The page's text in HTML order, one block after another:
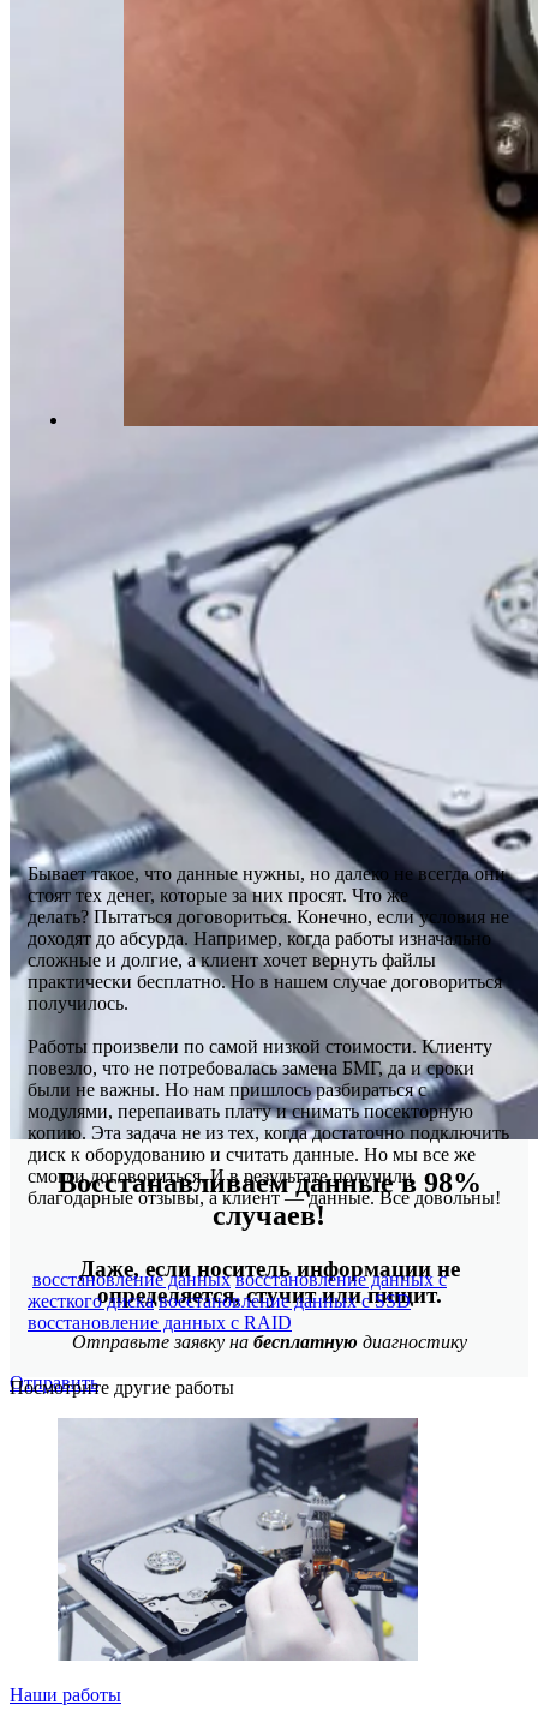
Восстанавливаем данные в 98%
случаев!
Даже, если носитель информации не
определяется, стучит или пищит.
Отправьте заявку на бесплатную диагностику
Отправить
Бывает такое, что данные нужны, но далеко не всегда они
стоят тех денег, которые за них просят. Что же
делать? Пытаться договориться. Конечно, если условия не
доходят до абсурда. Например, когда работы изначально
сложные и долгие, а клиент хочет вернуть файлы
практически бесплатно. Но в нашем случае договориться
получилось.
Работы произвели по самой низкой стоимости. Клиенту
повезло, что не потребовалась замена БМГ, да и сроки
были не важны. Но нам пришлось разбираться с
модулями, перепаивать плату и снимать посекторную
копию. Эта задача не из тех, когда достаточно подключить
диск к оборудованию и считать данные. Но мы все же
смогли договориться. И в результате получили
благодарные отзывы, а клиент — данные. Все довольны!
восстановление данных восстановление данных с
жесткого диска восстановление данных с SSD
восстановление данных с RAID
Посмотрите другие работы
Наши работы